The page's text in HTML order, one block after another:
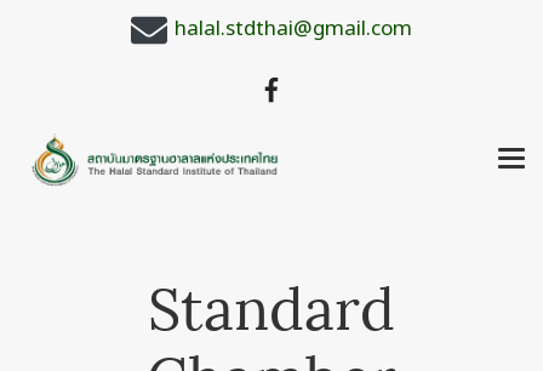
halal.stdthai@gmail.com
Standard